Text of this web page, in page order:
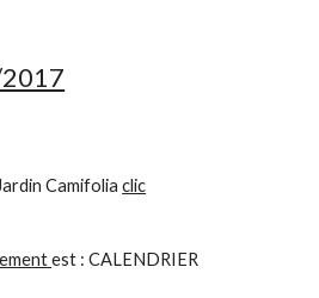
Camifoliaclic
est : CALENDRIER